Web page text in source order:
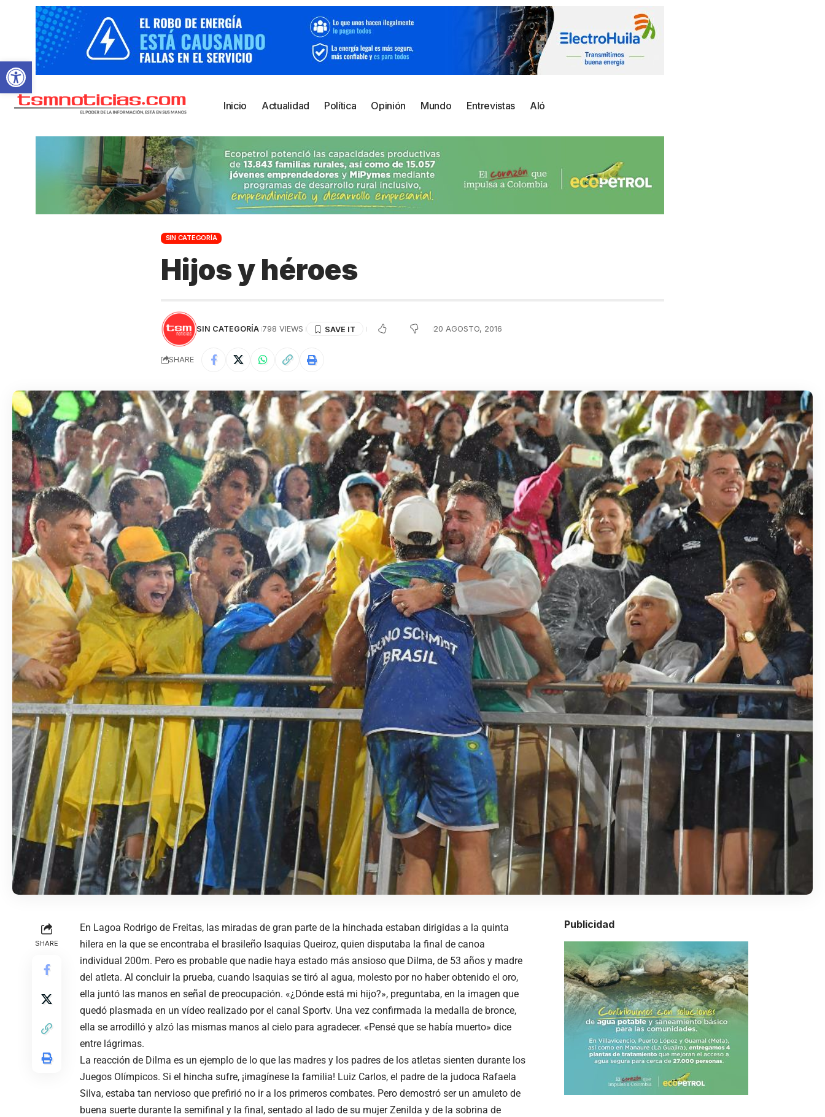
Abrir barra de herramientas
Inicio Actualidad Política Opinión Mundo Entrevistas Aló
SIN CATEGORÍA
Hijos y héroes
SIN CATEGORÍA 798 VIEWS 20 AGOSTO, 2016
SHARE
SHARE
En Lagoa Rodrigo de Freitas, las miradas de gran parte de la hinchada estaban dirigidas a la quinta
hilera en la que se encontraba el brasileño Isaquias Queiroz, quien disputaba la final de canoa
individual 200m. Pero es probable que nadie haya estado más ansioso que Dilma, de 53 años y madre
del atleta. Al concluir la prueba, cuando Isaquias se tiró al agua, molesto por no haber obtenido el oro,
ella juntó las manos en señal de preocupación. «¿Dónde está mi hijo?», preguntaba, en la imagen que
quedó plasmada en un vídeo realizado por el canal Sportv. Una vez confirmada la medalla de bronce,
ella se arrodilló y alzó las mismas manos al cielo para agradecer. «Pensé que se había muerto» dice
entre lágrimas.
La reacción de Dilma es un ejemplo de lo que las madres y los padres de los atletas sienten durante los
Juegos Olímpicos. Si el hincha sufre, ¡imagínese la familia! Luiz Carlos, el padre de la judoca Rafaela
Silva, estaba tan nervioso que prefirió no ir a los primeros combates. Pero demostró ser un amuleto de
buena suerte durante la semifinal y la final, sentado al lado de su mujer Zenilda y de la sobrina de
Publicidad